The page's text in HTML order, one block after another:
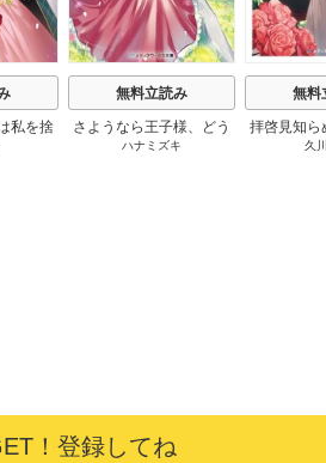
私を捨
無料立読み
さようなら王子様、どう
か私のことは忘れてくだ
ハナミズキ
無料
拝啓見知ら
婚してい
久
！登録してね